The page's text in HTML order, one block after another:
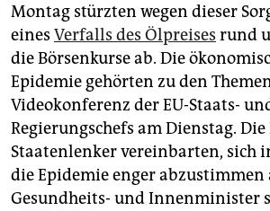
Montag stürzten wegen dieser
eines Verfalls des Ölpreises rund
die Börsenkurse ab. Die
Epidemie gehörten zu den
Videokonferenz der EU-Staats-
Regierungschefs am Dienstag. Die
Staatenlenker vereinbarten, sich
die Epidemie enger abzustimmen
Gesundheits- und Innenminister